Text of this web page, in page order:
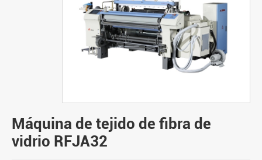
Máquina de tejido de fibra de
vidrio RFJA32